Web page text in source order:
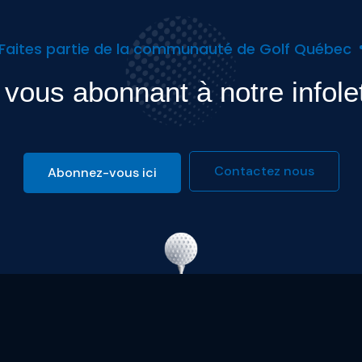
partie de la communauté de Golf Québec
abonnant à notre
Abonnez-vous ici Contactez nous